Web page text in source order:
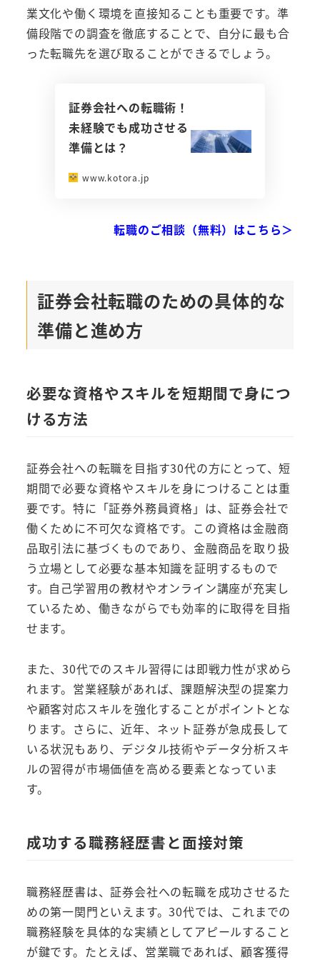
業文化や働く環境を直接知ることも重要です。準
備段階での調査を徹底することで、自分に最も合
った転職先を選び取ることができるでしょう。
証券会社への転職術！
未経験でも成功させる
準備とは？
www.kotora.jp
転職のご相談（無料）はこちら＞
証券会社転職のための具体的な
準備と進め方
必要な資格やスキルを短期間で身につ
ける方法
証券会社への転職を目指す30代の方にとって、短
期間で必要な資格やスキルを身につけることは重
要です。特に「証券外務員資格」は、証券会社で
働くために不可欠な資格です。この資格は金融商
品取引法に基づくものであり、金融商品を取り扱
う立場として必要な基本知識を証明するもので
す。自己学習用の教材やオンライン講座が充実し
ているため、働きながらでも効率的に取得を目指
せます。
また、30代でのスキル習得には即戦力性が求めら
れます。営業経験があれば、課題解決型の提案力
や顧客対応スキルを強化することがポイントとな
ります。さらに、近年、ネット証券が急成長して
いる状況もあり、デジタル技術やデータ分析スキ
ルの習得が市場価値を高める要素となっていま
す。
成功する職務経歴書と面接対策
職務経歴書は、証券会社への転職を成功させるた
めの第一関門といえます。30代では、これまでの
職務経験を具体的な実績としてアピールすること
が鍵です。たとえば、営業職であれば、顧客獲得